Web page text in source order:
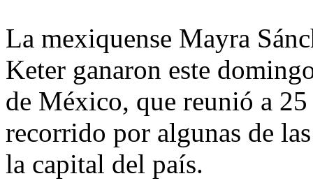
La mexiquense Mayra
Keter ganaron este
de México, que reunió a
recorrido por algunas de
la capital del país.